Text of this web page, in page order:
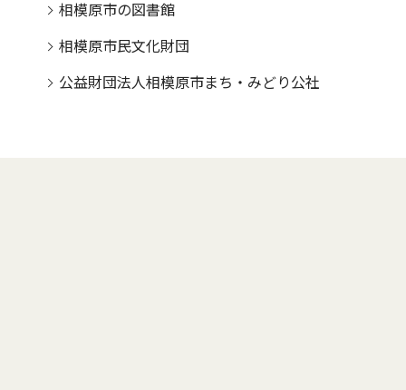
相模原市の図書館
相模原市民文化財団
公益財団法人相模原市まち・みどり公社